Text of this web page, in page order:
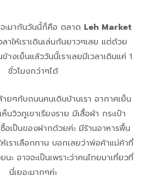
จะมากันวันนี้ก็คือ ตลาด Leh Market
าให้เราเดินเล่นกันยาวๆเลย แต่ด้วย
างเย็นแล้ววันนี้เราเลยมีเวลาเดินแค่ 1
ชั่วโมงกว่าๆได้
ายๆกับถนนคนเดินบ้านเรา อากาศเย็น
นวิวภูเขาเรียงราย มีเสื้อผ้า กระเป๋า
ซื้อเป็นของฝากด้วยค่ะ มีร้านอาหารพื้น
ห้เราเลือกทาน บอกเลยว่าพ่อค้าแม่ค้าที่
ะ อาจจะเป็นเพราะว่าคนไทยมาเที่ยวที่
นี่เยอะมากๆค่ะ